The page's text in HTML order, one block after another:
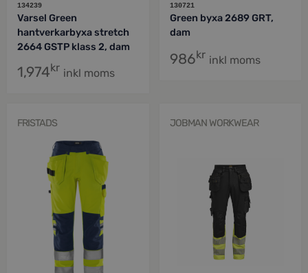
134239
Varsel Green
hantverkarbyxa stretch
2664 GSTP klass 2, dam
1,974kr inkl moms
130721
Green byxa 2689 GRT,
dam
986kr inkl moms
FRISTADS JOBMAN WORKWEAR